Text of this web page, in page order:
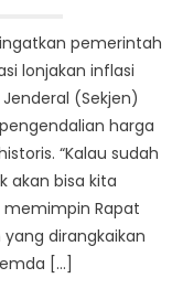
pemerintah
lonjakan inflasi
(Sekjen)
harga
“Kalau sudah
akan bisa kita
memimpin Rapat
yang dirangkaikan
[…]